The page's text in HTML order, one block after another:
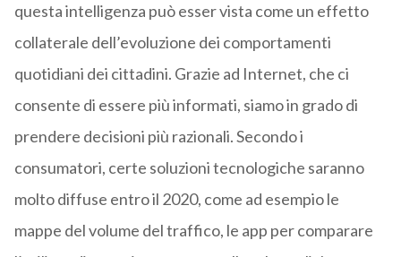
questa intelligenza può esser vista come un effetto
collaterale dell’evoluzione dei comportamenti
quotidiani dei cittadini. Grazie ad Internet, che ci
consente di essere più informati, siamo in grado di
prendere decisioni più razionali. Secondo i
consumatori, certe soluzioni tecnologiche saranno
molto diffuse entro il 2020, come ad esempio le
mappe del volume del traffico, le app per comparare